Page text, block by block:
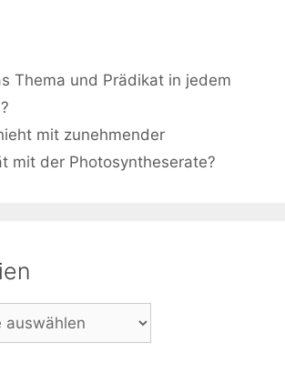
Thema und Prädikat in jedem
mit zunehmender
mit der Photosyntheserate?